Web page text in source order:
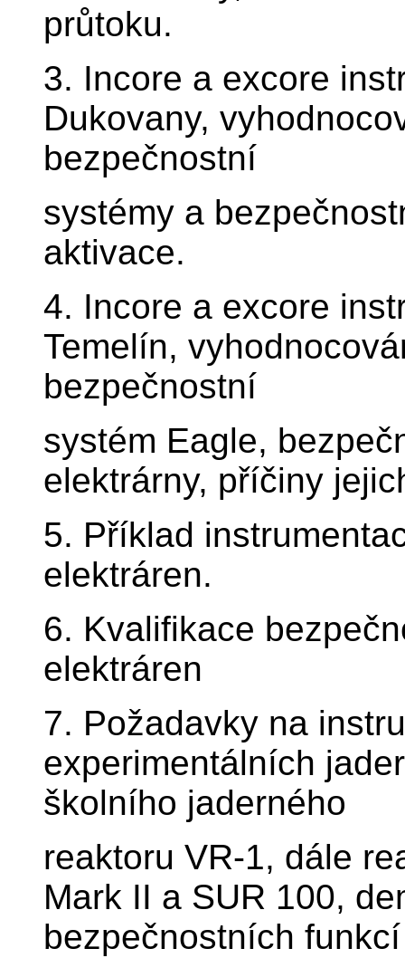
průtoku.
3. Incore a excore
Dukovany,
bezpečnostní
systémy a
aktivace.
4. Incore a excore
Temelín,
bezpečnostní
systém Eagle,
elektrárny, příčiny
5. Příklad
elektráren.
6. Kvalifikace
elektráren
7. Požadavky na
experimentálních
školního jaderného
reaktoru VR-1, dále
Mark II a SUR 100,
bezpečnostních funkcí